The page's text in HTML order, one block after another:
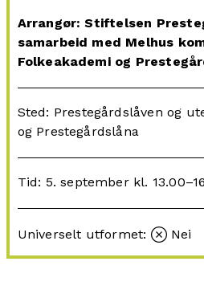
Arrangør: Stiftelsen
samarbeid med Melhus
Folkeakademi og
Sted: Prestegårdslåven og
og Prestegårdslåna
Tid: 5. september kl.
Universelt utformet: Nei